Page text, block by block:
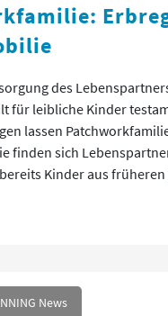
des
für leibliche Kinder
lassen
finden sich
Kinder aus früheren
News